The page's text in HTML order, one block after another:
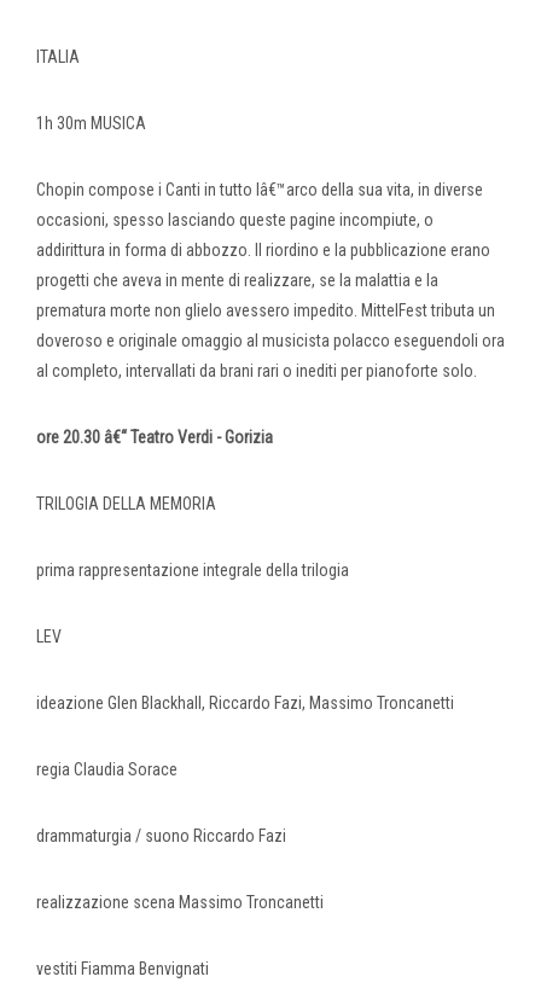
ITALIA
1h 30m MUSICA
Chopin compose i Canti in tutto lâ€™arco della sua vita, in diverse
occasioni, spesso lasciando queste pagine incompiute, o
addirittura in forma di abbozzo. Il riordino e la pubblicazione erano
progetti che aveva in mente di realizzare, se la malattia e la
prematura morte non glielo avessero impedito. MittelFest tributa un
doveroso e originale omaggio al musicista polacco eseguendoli ora
al completo, intervallati da brani rari o inediti per pianoforte solo.
ore 20.30 â€“ Teatro Verdi - Gorizia
TRILOGIA DELLA MEMORIA
prima rappresentazione integrale della trilogia
LEV
ideazione Glen Blackhall, Riccardo Fazi, Massimo Troncanetti
regia Claudia Sorace
drammaturgia / suono Riccardo Fazi
realizzazione scena Massimo Troncanetti
vestiti Fiamma Benvignati